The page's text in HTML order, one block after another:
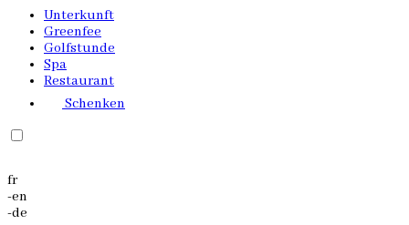
Unterkunft
Greenfee
Golfstunde
Spa
Restaurant
Schenken
fr
-en
-de